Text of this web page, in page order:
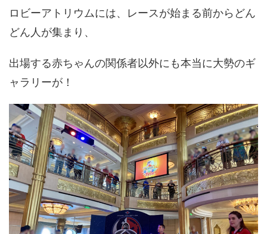
ロビーアトリウムには、レースが始まる前からどん
どん人が集まり、
出場する赤ちゃんの関係者以外にも本当に大勢のギ
ャラリーが！